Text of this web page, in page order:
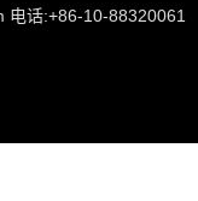
电话:+86-10-88320061